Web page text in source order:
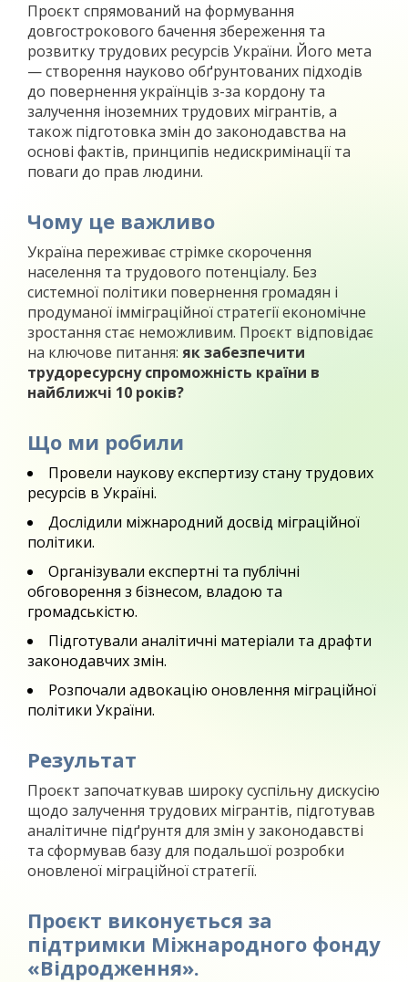
Проєкт спрямований на формування
довгострокового бачення збереження та
розвитку трудових ресурсів України. Його мета
— створення науково обґрунтованих підходів
до повернення українців з-за кордону та
залучення іноземних трудових мігрантів, а
також підготовка змін до законодавства на
основі фактів, принципів недискримінації та
поваги до прав людини.
Чому це важливо
Україна переживає стрімке скорочення
населення та трудового потенціалу. Без
системної політики повернення громадян і
продуманої імміграційної стратегії економічне
зростання стає неможливим. Проєкт відповідає
на ключове питання: як забезпечити
трудоресурсну спроможність країни в
найближчі 10 років?
Що ми робили
Провели наукову експертизу стану трудових
ресурсів в Україні.
Дослідили міжнародний досвід міграційної
політики.
Організували експертні та публічні
обговорення з бізнесом, владою та
громадськістю.
Підготували аналітичні матеріали та драфти
законодавчих змін.
Розпочали адвокацію оновлення міграційної
політики України.
Результат
Проєкт започаткував широку суспільну дискусію
щодо залучення трудових мігрантів, підготував
аналітичне підґрунтя для змін у законодавстві
та сформував базу для подальшої розробки
оновленої міграційної стратегії.
Проєкт виконується за
підтримки Міжнародного фонду
«Відродження».